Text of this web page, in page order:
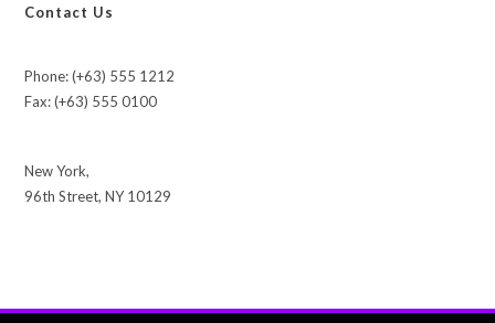
Contact Us
Phone: (+63) 555 1212
Fax: (+63) 555 0100
New York,
96th Street, NY 10129